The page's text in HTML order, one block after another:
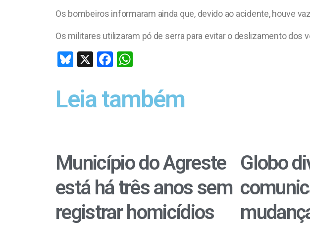
Os bombeiros informaram ainda que, devido ao acidente, houve
Os militares utilizaram pó de serra para evitar o deslizamento dos
Bl
es
ky
X
F
ce
b
k
at
s
p
Leia também
Município do Agreste
está há três anos sem
registrar homicídios
Globo